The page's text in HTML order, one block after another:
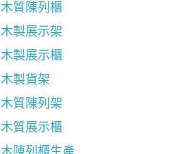
木質陳列櫃
木製展示架
木製展示櫃
木製貨架
木質陳列架
木質展示櫃
木陳列櫃生產